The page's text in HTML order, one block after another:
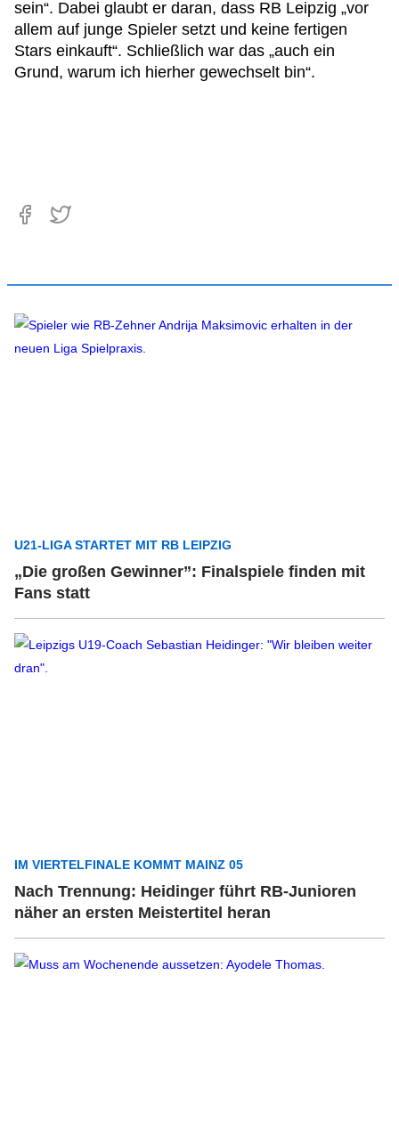
sein“. Dabei glaubt er daran, dass RB Leipzig „vor
allem auf junge Spieler setzt und keine fertigen
Stars einkauft“. Schließlich war das „auch ein
Grund, warum ich hierher gewechselt bin“.
U21-LIGA STARTET MIT RB LEIPZIG
„Die großen Gewinner”: Finalspiele finden mit
Fans statt
IM VIERTELFINALE KOMMT MAINZ 05
Nach Trennung: Heidinger führt RB-Junioren
näher an ersten Meistertitel heran